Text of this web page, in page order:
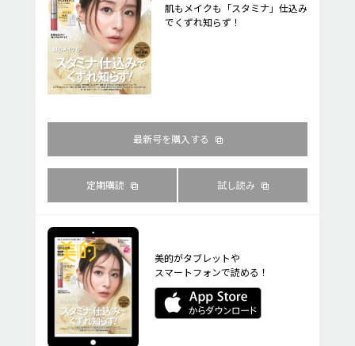
肌もメイクも「スタミナ」仕込み
でくずれ知らず！
最新号を購入する
定期購読 試し読み
美的がタブレットや
スマートフォンで読める！